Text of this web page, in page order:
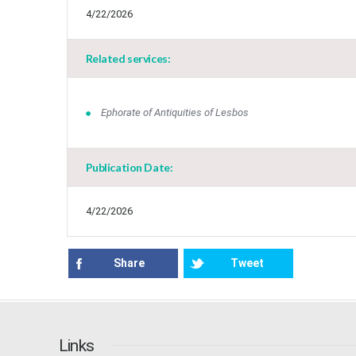
4/22/2026
Related services:
Ephorate of Antiquities of Lesbos
Publication Date:
4/22/2026
Share Tweet
Links